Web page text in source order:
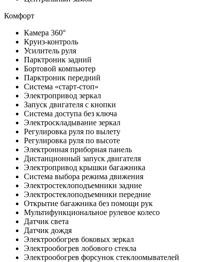
Комфорт
Камера 360°
Круиз-контроль
Усилитель руля
Парктроник задний
Бортовой компьютер
Парктроник передний
Система «старт-стоп»
Электропривод зеркал
Запуск двигателя с кнопки
Система доступа без ключа
Электроскладывание зеркал
Регулировка руля по вылету
Регулировка руля по высоте
Электронная приборная панель
Дистанционный запуск двигателя
Электропривод крышки багажника
Система выбора режима движения
Электростеклоподъемники задние
Электростеклоподъемники передние
Открытие багажника без помощи рук
Мультифункциональное рулевое колесо
Датчик света
Датчик дождя
Электрообогрев боковых зеркал
Электрообогрев лобового стекла
Электрообогрев форсунок стеклоомывателей